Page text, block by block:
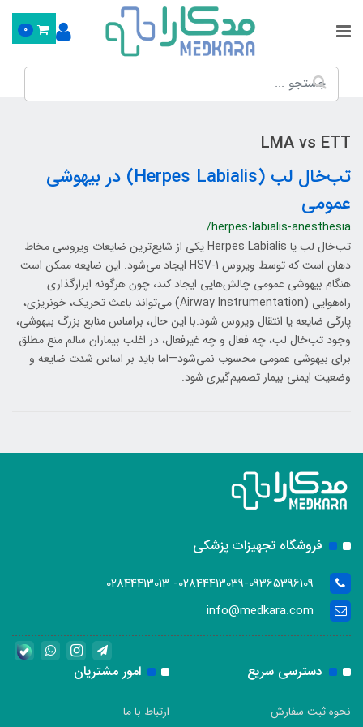
0
LMA vs ETT
تب‌خال لب (Herpes Labialis) در بیهوشی
عمومی
/herpes-labialis-anesthesia
تب‌خال لب یا Herpes Labialis یکی از شایع‌ترین ضایعات ویروسی مخاط
دهان است که توسط ویروس HSV-1 ایجاد می‌شود. این ضایعه ممکن است
هنگام بیهوشی عمومی چالش‌هایی ایجاد کند، چون هرگونه ابزارگذاری
راه‌هوایی (Airway Instrumentation) می‌تواند باعث تحریک، خونریزی،
پارگی ضایعه یا انتقال ویروس شود.با این حال، براساس منابع بزرگ بیهوشی،
وجود تب‌خال لب، چه فعال و چه غیرفعال، در اغلب بیماران سالم منع مطلق
برای بیهوشی عمومی محسوب نمی‌شود—اما باید بر اساس شدت ضایعه و
وضعیت ایمنی بیمار تصمیم‌گیری شود.
فروشگاه تجهیزات پزشکی
02844413039-09365396109- 02844413013
info@medkara.com
دسترسی سریع
نحوه ثبت سفارش
امور مشتریان
ارتباط با ما